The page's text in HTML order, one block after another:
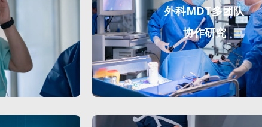
外科MDT多团队
协作研究